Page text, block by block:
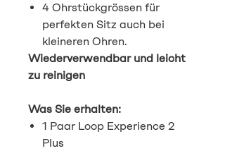
4 Ohrstückgrössen für
perfekten Sitz auch bei
kleineren Ohren.
Wiederverwendbar und leicht
zu reinigen
Was Sie erhalten:
1 Paar Loop Experience 2
Plus